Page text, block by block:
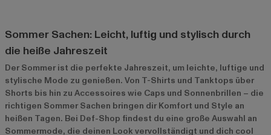
Sommer Sachen: Leicht, luftig und stylisch durch
die heiße Jahreszeit
Der Sommer ist die perfekte Jahreszeit, um leichte, luftige und
stylische Mode zu genießen. Von T-Shirts und Tanktops über
Shorts bis hin zu Accessoires wie Caps und Sonnenbrillen – die
richtigen Sommer Sachen bringen dir Komfort und Style an
heißen Tagen. Bei Def-Shop findest du eine große Auswahl an
Sommermode, die deinen Look vervollständigt und dich cool